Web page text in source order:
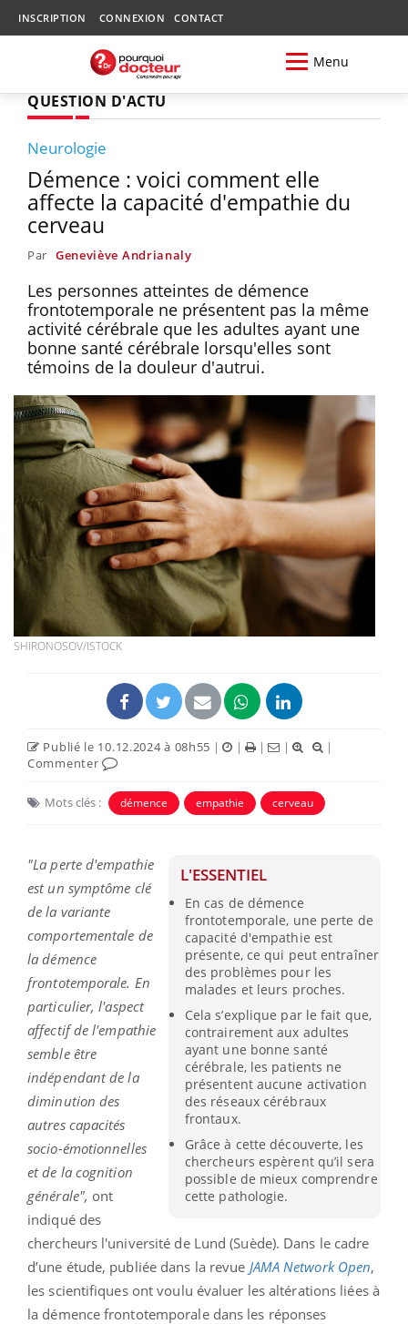
INSCRIPTION CONNEXION CONTACT
Menu
QUESTION D'ACTU
Neurologie
Démence : voici comment elle
affecte la capacité d'empathie du
cerveau
Par Geneviève Andrianaly
Les personnes atteintes de démence
frontotemporale ne présentent pas la même
activité cérébrale que les adultes ayant une
bonne santé cérébrale lorsqu'elles sont
témoins de la douleur d'autrui.
SHIRONOSOV/ISTOCK
Publié le 10.12.2024 à 08h55 | | | |
|
Commenter
Mots clés : démence empathie cerveau
L'ESSENTIEL
En cas de démence
frontotemporale, une perte de
capacité d'empathie est
présente, ce qui peut entraîner
des problèmes pour les
malades et leurs proches.
Cela s’explique par le fait que,
contrairement aux adultes
ayant une bonne santé
cérébrale, les patients ne
présentent aucune activation
des réseaux cérébraux
frontaux.
Grâce à cette découverte, les
chercheurs espèrent qu’il sera
possible de mieux comprendre
cette pathologie.
"La perte d'empathie
est un symptôme clé
de la variante
comportementale de
la démence
frontotemporale. En
particulier, l'aspect
affectif de l'empathie
semble être
indépendant de la
diminution des
autres capacités
socio-émotionnelles
et de la cognition
générale", ont
indiqué des
chercheurs l'université de Lund (Suède). Dans le cadre
d’une étude, publiée dans la revue JAMA Network Open,
les scientifiques ont voulu évaluer les altérations liées à
la démence frontotemporale dans les réponses